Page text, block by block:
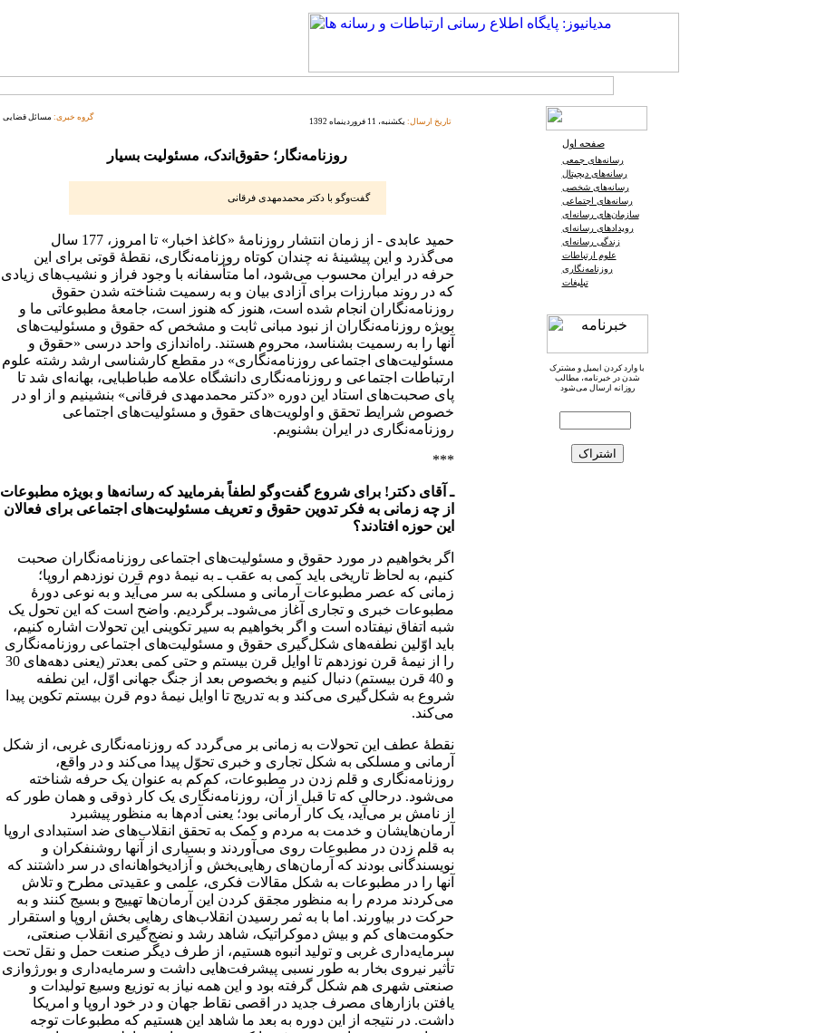
گروه خبری: مسائل قضایی تاریخ ارسال: یکشنبه، 11 فروردینماه 1392
روزنامه‌نگار؛ حقوق‌اندک، مسئولیت بسیار
گفت‌وگو با دکتر محمدمهدی فرقانی
حمید عابدی - از زمان انتشار روزنامۀ «کاغذ اخبار» تا امروز، 177 سال
می‌گذرد و این پیشینۀ نه چندان کوتاه روزنامه‌نگاری، نقطۀ قوتی برای این
حرفه در ایران محسوب می‌شود، اما متأسفانه با وجود فراز و نشیب‌های زیادی
که در روند مبارزات برای آزادی بیان و به رسمیت شناخته شدن حقوق
روزنامه‌نگاران انجام شده است، هنوز که هنوز است، جامعۀ مطبوعاتی ما و
بویژه روزنامه‌نگاران از نبود مبانی ثابت و مشخص که حقوق و مسئولیت‌های
آنها را به رسمیت بشناسد، محروم هستند. راه‌اندازی واحد درسی «حقوق و
مسئولیت‌های اجتماعی روزنامه‌نگاری» در مقطع کارشناسی ارشد رشته علوم
ارتباطات اجتماعی و روزنامه‌نگاری دانشگاه علامه طباطبایی، بهانه‌ای شد تا
پای صحبت‌های استاد این دوره «دکتر محمدمهدی فرقانی» بنشینیم و از او در
خصوص شرایط تحقق و اولویت‌های حقوق و مسئولیت‌های اجتماعی
روزنامه‌نگاری در ایران بشنویم.
***
ـ آقای دکتر! برای شروع گفت‌وگو لطفاً بفرمایید که رسانه‌ها و بویژه مطبوعات
از چه زمانی به فکر تدوین حقوق و تعریف مسئولیت‌های اجتماعی برای فعالان
این حوزه افتادند؟
اگر بخواهیم در مورد حقوق و مسئولیت‌های اجتماعی روزنامه‌نگاران صحبت
کنیم، به لحاظ تاریخی باید کمی به عقب ـ به نیمۀ دوم قرن نوزدهم اروپا؛
زمانی که عصر مطبوعات آرمانی و مسلکی به سر می‌آید و به نوعی دورۀ
مطبوعات خبری و تجاری آغاز می‌شودـ برگردیم. واضح است که این تحول یک
شبه اتفاق نیفتاده است و اگر بخواهیم به سیر تکوینی این تحولات اشاره کنیم،
باید اوّلین نطفه‌های شکل‌گیری حقوق و مسئولیت‌های اجتماعی روزنامه‌نگاری
را از نیمۀ قرن نوزدهم تا اوایل قرن بیستم و حتی کمی بعدتر (یعنی دهه‌های 30
و 40 قرن بیستم) دنبال کنیم و بخصوص بعد از جنگ جهانی اوّل، این نطفه
شروع به شکل‌گیری می‌کند و به تدریج تا اوایل نیمۀ دوم قرن بیستم تکوین پیدا
می‌کند.
نقطۀ عطف این تحولات به زمانی بر می‌گردد که روزنامه‌نگاری غربی، از شکل
آرمانی و مسلکی به شکل تجاری و خبری تحوّل پیدا می‌کند و در واقع،
روزنامه‌نگاری و قلم زدن در مطبوعات، کم‌کم به عنوان یک حرفه شناخته
می‌شود. درحالی که تا قبل از آن، روزنامه‌نگاری یک کار ذوقی و همان طور که
از نامش بر می‌آید، یک کار آرمانی بود؛ یعنی آدم‌ها به منظور پیشبرد
آرمان‌هایشان و خدمت به مردم و کمک به تحقق انقلاب‌های ضد استبدادی اروپا
به قلم زدن در مطبوعات روی می‌آوردند و بسیاری از آنها روشنفکران و
نویسندگانی بودند که آرمان‌های رهایی‌بخش و آزادیخواهانه‌ای در سر داشتند که
آنها را در مطبوعات به شکل مقالات فکری، علمی و عقیدتی مطرح و تلاش
می‌کردند مردم را به منظور مجقق کردن این آرمان‌ها تهییج و بسیج کنند و به
حرکت در بیاورند. اما با به ثمر رسیدن انقلاب‌های رهایی بخش اروپا و استقرار
حکومت‌های کم و بیش دموکراتیک، شاهد رشد و نضج‌گیری انقلاب صنعتی،
سرمایه‌داری غربی و تولید انبوه هستیم، از طرف دیگر صنعت حمل و نقل تحت
تأثیر نیروی بخار به طور نسبی پیشرفت‌هایی داشت و سرمایه‌داری و بورژوازی
صنعتی شهری هم شکل گرفته بود و این همه نیاز به توزیع وسیع تولیدات و
یافتن بازارهای مصرف جدید در اقصی نقاط جهان و در خود اروپا و امریکا
داشت. در نتیجه از این دوره به بعد ما شاهد این هستیم که مطبوعات توجه
صفحه اول
رسانه‌های جمعی
رسانه‌های دیجیتال
رسانه‌های شخصی
رسانه‌های اجتماعی
سازمان‌های رسانه‌ای
رویدادهای رسانه‌ای
زندگی رسانه‌ای
علوم ارتباطات
روزنامه‌نگاری
تبلیغات
با وارد کردن ایمیل و مشترک
شدن در خبرنامه، مطالب
روزانه ارسال می‌شود